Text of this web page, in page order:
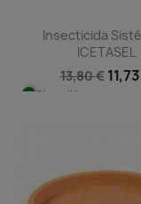
Insecticida
ICETASEL
13,80 €
Disponible